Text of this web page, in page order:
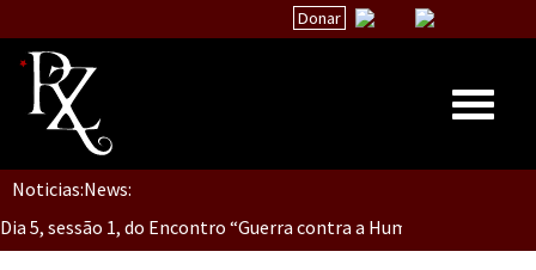
Donar
Inicio
Quiénes Somos
Noticias:News:
Dia 5, Sessão 2, Encontro “Guerra contra la Humanidad”
Dia 5, sessão 1, do Encontro “Guerra contra a Humanidade”(As